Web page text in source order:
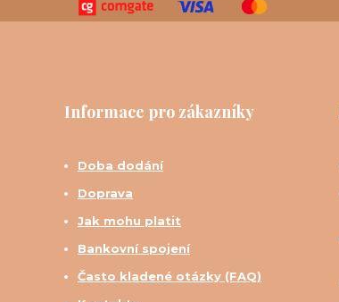
Informace pro zákazníky
Doba dodání
Doprava
Jak mohu platit
Bankovní spojení
Často kladené otázky (FAQ)